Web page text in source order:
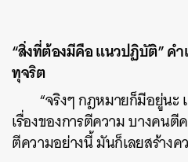
“สิ่งที่ต้องมีคือ แนวปฏิบัติ” ค
ทุจริต
“จริงๆ กฎหมายก็มีอยู่น
เรื่องของการตีความ บางคน
ตีความอย่างนี้ มันก็เลยสร้าง
ค้นหา